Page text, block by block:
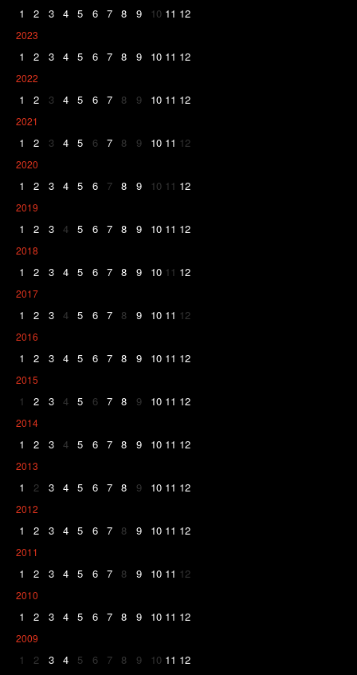
1 2 3 4 5 6 7 8 9 10 11 12
2023
1 2 3 4 5 6 7 8 9 10 11 12
2022
1 2 3 4 5 6 7 8 9 10 11 12
2021
1 2 3 4 5 6 7 8 9 10 11 12
2020
1 2 3 4 5 6 7 8 9 10 11 12
2019
1 2 3 4 5 6 7 8 9 10 11 12
2018
1 2 3 4 5 6 7 8 9 10 11 12
2017
1 2 3 4 5 6 7 8 9 10 11 12
2016
1 2 3 4 5 6 7 8 9 10 11 12
2015
1 2 3 4 5 6 7 8 9 10 11 12
2014
1 2 3 4 5 6 7 8 9 10 11 12
2013
1 2 3 4 5 6 7 8 9 10 11 12
2012
1 2 3 4 5 6 7 8 9 10 11 12
2011
1 2 3 4 5 6 7 8 9 10 11 12
2010
1 2 3 4 5 6 7 8 9 10 11 12
2009
1 2 3 4 5 6 7 8 9 10 11 12